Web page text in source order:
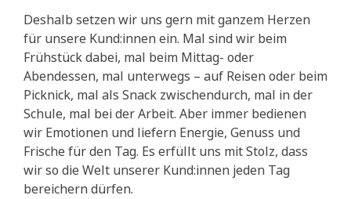
Deshalb setzen wir uns gern mit ganzem Herzen
für unsere Kund:innen ein. Mal sind wir beim
Frühstück dabei, mal beim Mittag- oder
Abendessen, mal unterwegs – auf Reisen oder beim
Picknick, mal als Snack zwischendurch, mal in der
Schule, mal bei der Arbeit. Aber immer bedienen
wir Emotionen und liefern Energie, Genuss und
Frische für den Tag. Es erfüllt uns mit Stolz, dass
wir so die Welt unserer Kund:innen jeden Tag
bereichern dürfen.